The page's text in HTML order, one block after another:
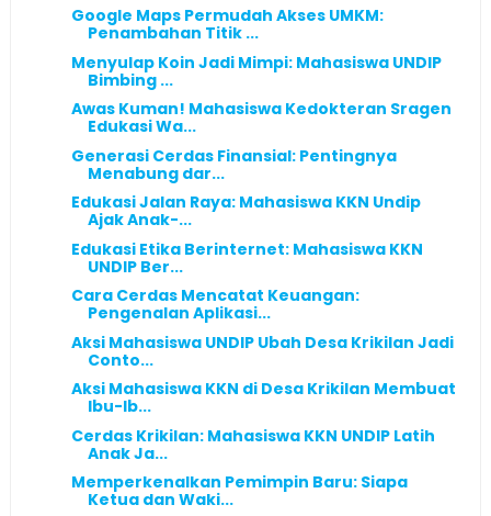
Google Maps Permudah Akses UMKM:
Penambahan Titik ...
Menyulap Koin Jadi Mimpi: Mahasiswa UNDIP
Bimbing ...
Awas Kuman! Mahasiswa Kedokteran Sragen
Edukasi Wa...
Generasi Cerdas Finansial: Pentingnya
Menabung dar...
Edukasi Jalan Raya: Mahasiswa KKN Undip
Ajak Anak-...
Edukasi Etika Berinternet: Mahasiswa KKN
UNDIP Ber...
Cara Cerdas Mencatat Keuangan:
Pengenalan Aplikasi...
Aksi Mahasiswa UNDIP Ubah Desa Krikilan Jadi
Conto...
Aksi Mahasiswa KKN di Desa Krikilan Membuat
Ibu-Ib...
Cerdas Krikilan: Mahasiswa KKN UNDIP Latih
Anak Ja...
Memperkenalkan Pemimpin Baru: Siapa
Ketua dan Waki...